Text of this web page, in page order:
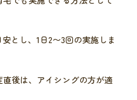
とし、1日2〜3回の実施しま
後は、アイシングの方が適